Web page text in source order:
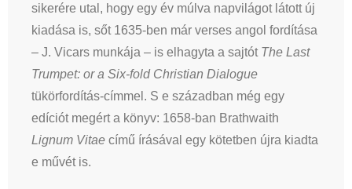
sikerére utal, hogy egy év múlva napvilágot látott új
kiadása is, sőt 1635-ben már verses angol fordítása
– J. Vicars munkája – is elhagyta a sajtót The Last
Trumpet: or a Six-fold Christian Dialogue
tükörfordítás-címmel. S e században még egy
edíciót megért a könyv: 1658-ban Brathwaith
Lignum Vitae című írásával egy kötetben újra kiadta
e művét is.